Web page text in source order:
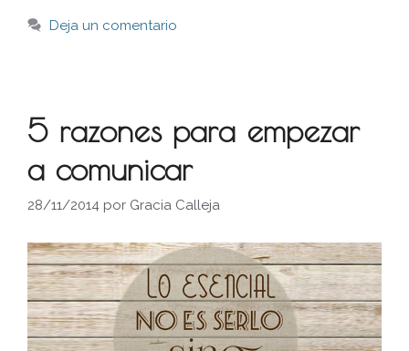
Deja un comentario
5 razones para empezar
a comunicar
28/11/2014 por Gracia Calleja